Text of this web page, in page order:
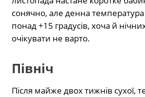
сонячно, але денна
понад +15 градусів, хоча й
очікувати не варто.
Північ
Після майже двох тижнів сухої,